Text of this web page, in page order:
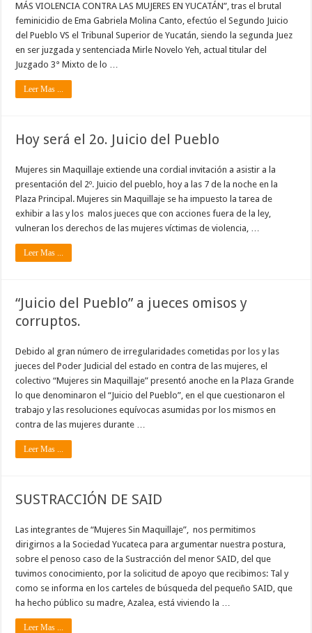
MÁS VIOLENCIA CONTRA LAS MUJERES EN YUCATÁN”, tras el brutal
feminicidio de Ema Gabriela Molina Canto, efectúo el Segundo Juicio
del Pueblo VS el Tribunal Superior de Yucatán, siendo la segunda Juez
en ser juzgada y sentenciada Mirle Novelo Yeh, actual titular del
Juzgado 3° Mixto de lo …
Leer Mas ...
Hoy será el 2o. Juicio del Pueblo
Mujeres sin Maquillaje extiende una cordial invitación a asistir a la
presentación del 2º. Juicio del pueblo, hoy a las 7 de la noche en la
Plaza Principal. Mujeres sin Maquillaje se ha impuesto la tarea de
exhibir a las y los malos jueces que con acciones fuera de la ley,
vulneran los derechos de las mujeres víctimas de violencia, …
Leer Mas ...
“Juicio del Pueblo” a jueces omisos y
corruptos.
Debido al gran número de irregularidades cometidas por los y las
jueces del Poder Judicial del estado en contra de las mujeres, el
colectivo “Mujeres sin Maquillaje” presentó anoche en la Plaza Grande
lo que denominaron el “Juicio del Pueblo”, en el que cuestionaron el
trabajo y las resoluciones equívocas asumidas por los mismos en
contra de las mujeres durante …
Leer Mas ...
SUSTRACCIÓN DE SAID
Las integrantes de “Mujeres Sin Maquillaje”, nos permitimos
dirigirnos a la Sociedad Yucateca para argumentar nuestra postura,
sobre el penoso caso de la Sustracción del menor SAID, del que
tuvimos conocimiento, por la solicitud de apoyo que recibimos: Tal y
como se informa en los carteles de búsqueda del pequeño SAID, que
ha hecho público su madre, Azalea, está viviendo la …
Leer Mas ...